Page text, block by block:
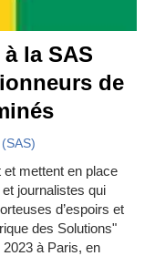
la SAS
de
mettent en place
journalistes qui
d’espoirs et
des Solutions"
à Paris, en